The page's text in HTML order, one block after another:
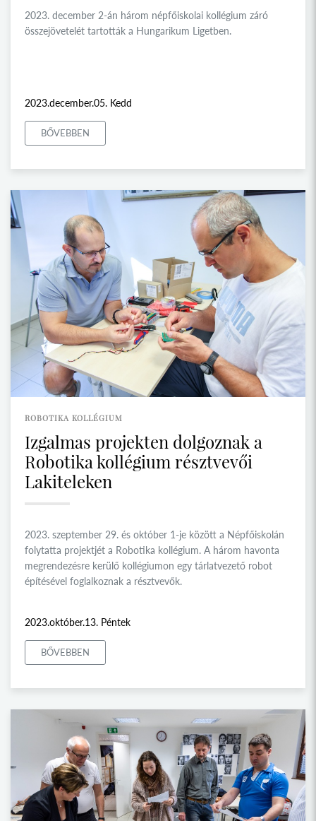
2023. december 2-án három népfőiskolai kollégium záró
összejövetelét tartották a Hungarikum Ligetben.
2023.december.05. Kedd
BŐVEBBEN
ROBOTIKA KOLLÉGIUM
Izgalmas projekten dolgoznak a
Robotika kollégium résztvevői
Lakiteleken
2023. szeptember 29. és október 1-je között a Népfőiskolán
folytatta projektjét a Robotika kollégium. A három havonta
megrendezésre kerülő kollégiumon egy tárlatvezető robot
építésével foglalkoznak a résztvevők.
2023.október.13. Péntek
BŐVEBBEN